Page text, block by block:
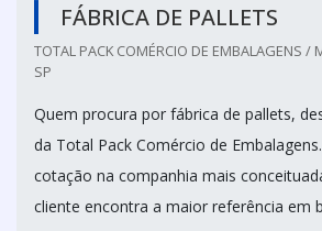
FÁBRICA DE PALLETS
TOTAL PACK COMÉRCIO DE EMBALAGENS /
SP
Quem procura por fábrica de pallets,
da Total Pack Comércio de
cotação na companhia mais
cliente encontra a maior referência em